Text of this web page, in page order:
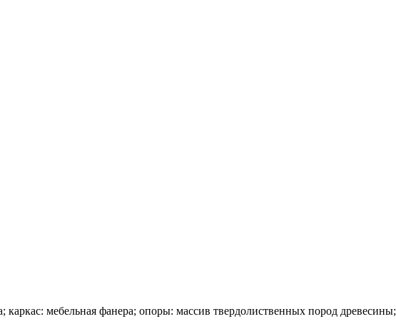
каркас: мебельная фанера; опоры: массив твердолиственных пород древесины;